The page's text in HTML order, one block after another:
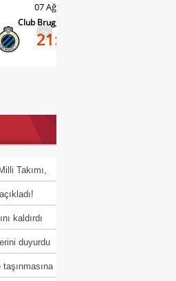
07 Ağustos
Altach-WSG Tirol
20:30
>
Takımı,
kaldırdı
duyurdu